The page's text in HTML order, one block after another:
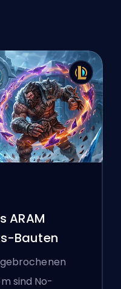
ARAM
Bauten
gebrochenen
sind No-